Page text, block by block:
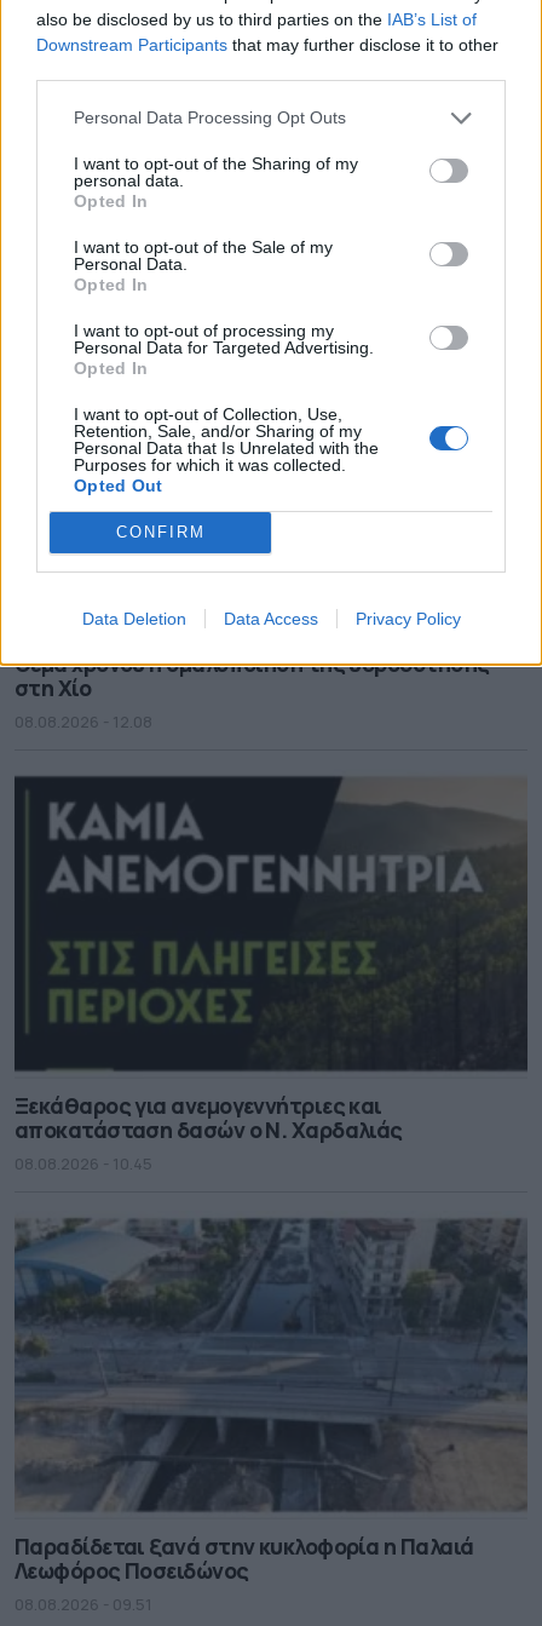
also be disclosed by us to third parties on the IAB’s List of
Downstream Participants that may further disclose it to other
Personal Data Processing Opt Outs
I want to opt-out of the Sharing of my
personal data.
Opted In
I want to opt-out of the Sale of my
Personal Data.
Opted In
I want to opt-out of processing my
Personal Data for Targeted Advertising.
Opted In
I want to opt-out of Collection, Use,
Retention, Sale, and/or Sharing of my
Personal Data that Is Unrelated with the
Purposes for which it was collected.
Opted Out
CONFIRM
Data Deletion Data Access Privacy Policy
Θάσου
08.08.2026 - 12.24
Θέμα χρόνου η ομαλοποίηση της υδροδότησης
στη Χίο
08.08.2026 - 12.08
Ξεκάθαρος για ανεμογεννήτριες και
αποκατάσταση δασών ο Ν. Χαρδαλιάς
08.08.2026 - 10.45
Παραδίδεται ξανά στην κυκλοφορία η Παλαιά
Λεωφόρος Ποσειδώνος
08.08.2026 - 09.51